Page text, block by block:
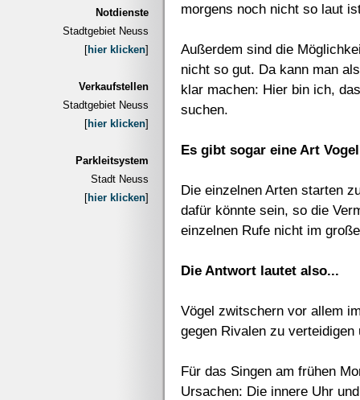
Notdienste
Stadtgebiet Neuss
[hier klicken]
Verkaufstellen
Stadtgebiet Neuss
[hier klicken]
Parkleitsystem
Stadt Neuss
[hier klicken]
morgens noch nicht so laut
Außerdem sind die
nicht so gut. Da kann man
klar machen: Hier bin ich,
suchen.
Es gibt sogar eine Art
Die einzelnen Arten starten
dafür könnte sein, so die
einzelnen Rufe nicht im
Die Antwort lautet also...
Vögel zwitschern vor allem
gegen Rivalen zu
Für das Singen am frühen
Ursachen: Die innere Uhr